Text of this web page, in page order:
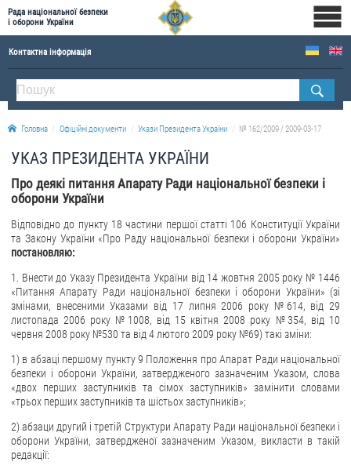
Рада національної безпеки
і оборони України
Контактна інформація
ПРО РНБОУ
Склад Ради національної безпеки і оборони України
Апарат Ради національної безпеки і оборони України
Правова основа діяльності Ради національної безпеки і оборони України
Історична довідка про діяльність Ради національної безпеки і оборони України
ПРЕСЦЕНТР
Новини
Drone Deals
Фотогалерея
ЗВЕРНЕННЯ ГРОМАДЯН
Звернення громадян
Електронне звернення
ДОСТУП ДО ПУБЛІЧНОЇ ІНФОРМАЦІЇ
Головна Офіційні документи Укази Президента України № 162/2009 / 2009-03-17
УКАЗ ПРЕЗИДЕНТА УКРАЇНИ
Про деякі питання Апарату Ради національної безпеки і
оборони України
Відповідно до пункту 18 частини першої статті 106 Конституції України
та Закону України «Про Раду національної безпеки і оборони України»
постановляю:
1. Внести до Указу Президента України від 14 жовтня 2005 року № 1446
«Питання Апарату Ради національної безпеки і оборони України» (зі
змінами, внесеними Указами від 17 липня 2006 року №614, від 29
листопада 2006 року №1008, від 15 квітня 2008 року №354, від 10
червня 2008 року №530 та від 4 лютого 2009 року №69) такі зміни:
1) в абзаці першому пункту 9 Положення про Апарат Ради національної
безпеки і оборони України, затвердженого зазначеним Указом, слова
«двох перших заступників та сімох заступників» замінити словами
«трьох перших заступників та шістьох заступників»;
2) абзаци другий і третій Структури Апарату Ради національної безпеки і
оборони України, затвердженої зазначеним Указом, викласти в такій
редакції: